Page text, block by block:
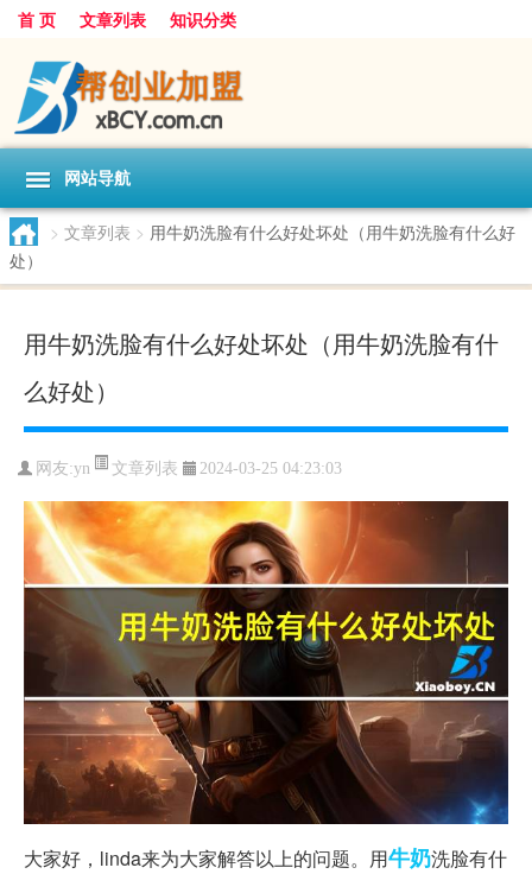
首 页 文章列表 知识分类
网站导航
> 文章列表 > 用牛奶洗脸有什么好处坏处（用牛奶洗脸有什么好
处）
用牛奶洗脸有什么好处坏处（用牛奶洗脸有什
么好处）
网友:yn 文章列表 2024-03-25 04:23:03
大家好，linda来为大家解答以上的问题。用牛奶洗脸有什